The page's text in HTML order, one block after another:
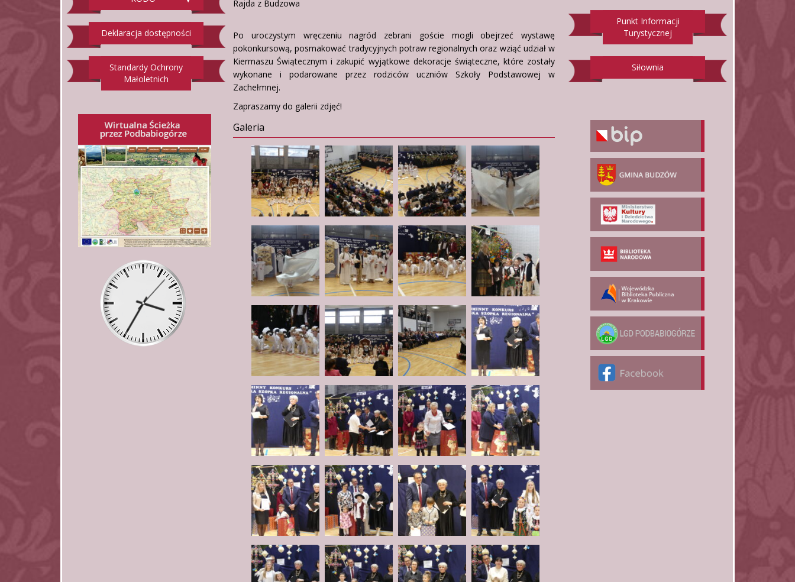
Deklaracja dostępności
Standardy Ochrony
Małoletnich
Rajda z Budzowa
Po uroczystym wręczeniu nagród zebrani goście mogli obejrzeć wystawę
pokonkursową, posmakować tradycyjnych potraw regionalnych oraz wziąć udział w
Kiermaszu Świątecznym i zakupić wyjątkowe dekoracje świąteczne, które zostały
wykonane i podarowane przez rodziców uczniów Szkoły Podstawowej w
Zachełmnej.
Zapraszamy do galerii zdjęć!
Galeria
Punkt Informacji
Turystycznej
Siłownia